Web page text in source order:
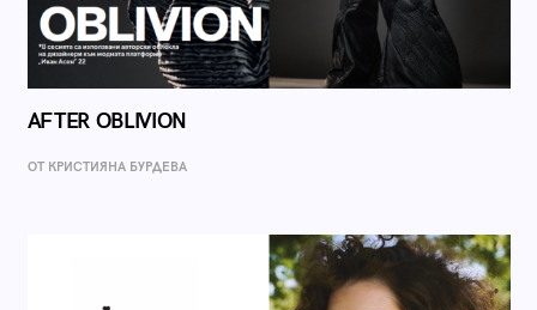
AFTER OBLIVION
ОТ КРИСТИЯНА БУРДЕВА